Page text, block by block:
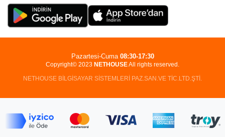
Copyright© 2023 NETHOUSEAll rights reserved.
NETHOUSE BİLGİSAYAR SİSTEMLERİ PAZ.SAN.VE TİC.LTD.ŞTİ.
Pazartesi-Cuma 08:30-17:30